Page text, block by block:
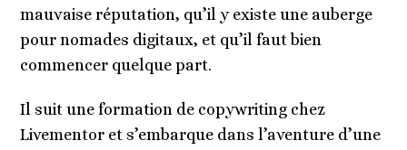
mauvaise réputation, qu’il y existe une auberge
pour nomades digitaux, et qu’il faut bien
commencer quelque part.
Il suit une formation de copywriting chez
Livementor et s’embarque dans l’aventure d’une